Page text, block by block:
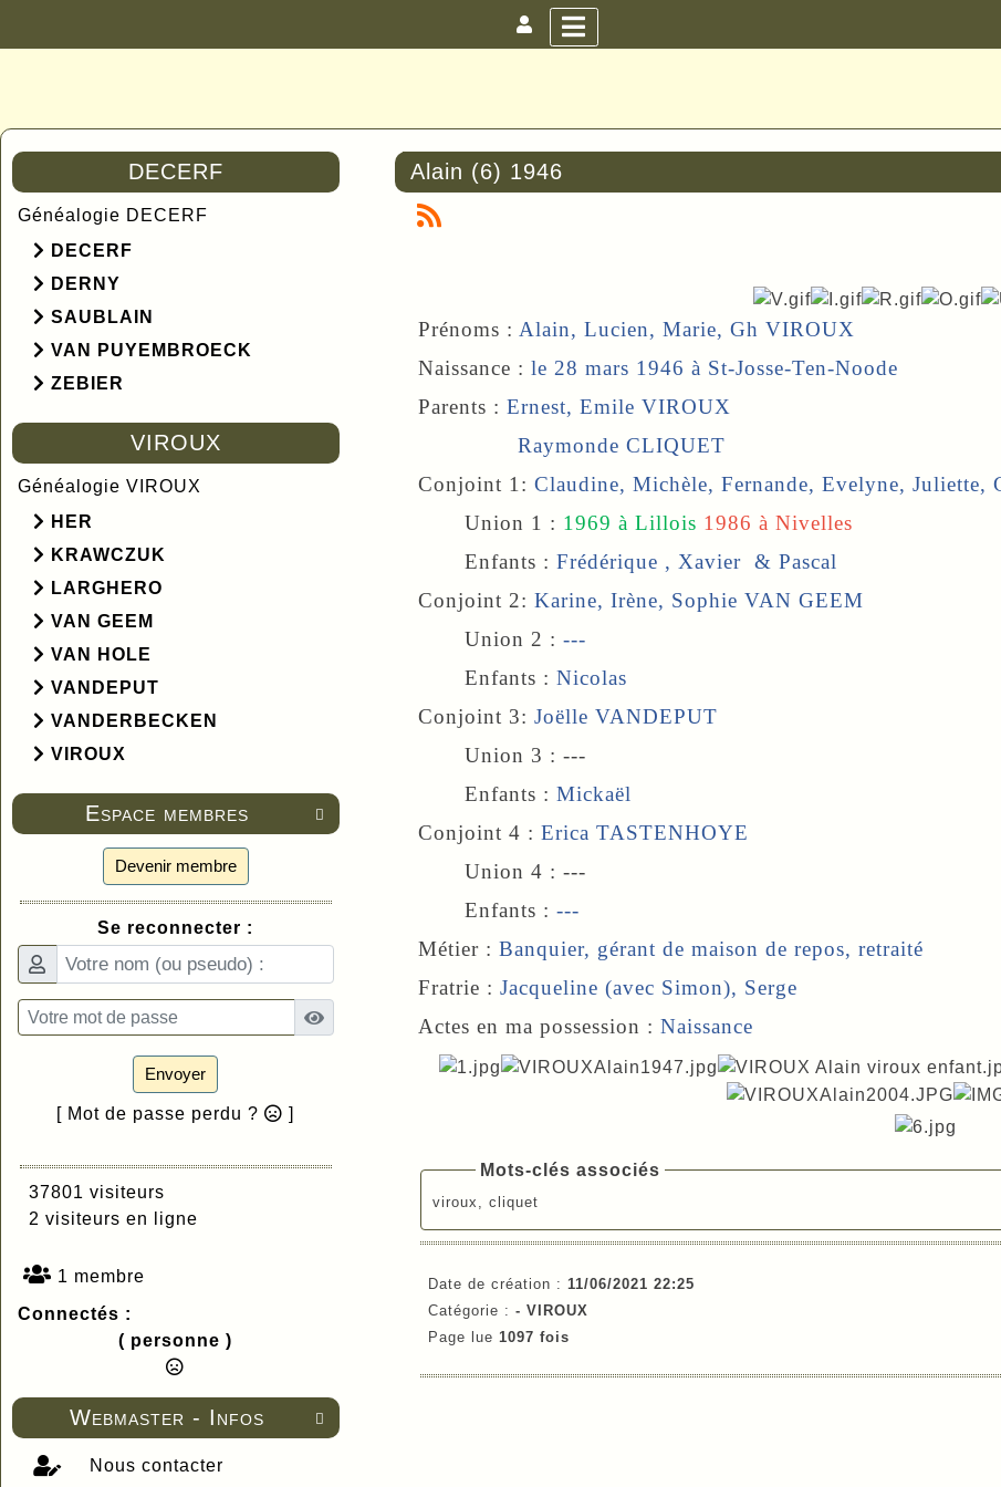
DECERF
Généalogie DECERF
DECERF
DERNY
SAUBLAIN
VAN PUYEMBROECK
ZEBIER
VIROUX
Généalogie VIROUX
HER
KRAWCZUK
LARGHERO
VAN GEEM
VAN HOLE
VANDEPUT
VANDERBECKEN
VIROUX

Espace membres
Devenir membre
Se reconnecter :
Envoyer
[ Mot de passe perdu ? ]
37801 visiteurs
2 visiteurs en ligne
1 membre
Connectés :
( personne )

Webmaster - Infos
Nous contacter
Alain (6) 1946
Prénoms : Alain, Lucien, Marie, Gh VIROUX
Naissance : le 28 mars 1946 à St-Josse-Ten-Noode
Parents : Ernest, Emile VIROUX
Raymonde CLIQUET
Conjoint 1: Claudine, Michèle, Fernande, Evelyne, Juliette,
Union 1 : 1969 à Lillois 1986 à Nivelles
Enfants : Frédérique , Xavier & Pascal
Conjoint 2: Karine, Irène, Sophie VAN GEEM
Union 2 : ---
Enfants : Nicolas
Conjoint 3: Joëlle VANDEPUT
Union 3 : ---
Enfants : Mickaël
Conjoint 4 : Erica TASTENHOYE
Union 4 : ---
Enfants : ---
Métier : Banquier, gérant de maison de repos, retraité
Fratrie : Jacqueline (avec Simon), Serge
Actes en ma possession : Naissance
Mots-clés associés
viroux, cliquet
Date de création : 11/06/2021 22:25
Catégorie : - VIROUX
Page lue 1097 fois